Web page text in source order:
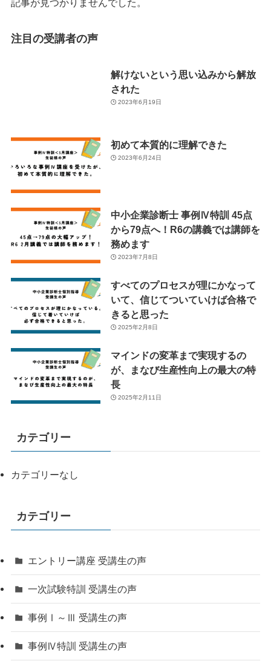
記事が見つかりませんでした。
注目の受講者の声
解けないという思い込みから解放
された
2023年6月19日
初めて本質的に理解できた
2023年6月24日
中小企業診断士 事例Ⅳ特訓 45点
から79点へ！R6の講義では講師を
務めます
2023年7月8日
すべてのプロセスが理にかなって
いて、信じてついていけば合格で
きると思った
2025年2月8日
マインドの変革まで実現するの
が、まなび生産性向上の最大の特
長
2025年2月11日
カテゴリー
カテゴリーなし
カテゴリー
エントリー講座 受講生の声
一次試験特訓 受講生の声
事例Ⅰ～Ⅲ 受講生の声
事例Ⅳ特訓 受講生の声